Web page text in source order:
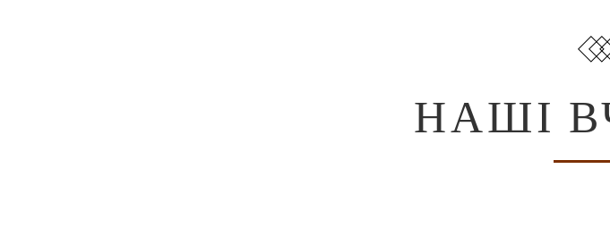
НАШІ